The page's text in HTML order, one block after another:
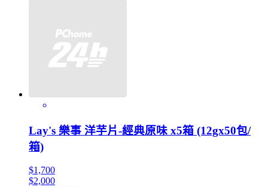
Lay's 樂事 洋芋片-經典原味 x5箱 (12gx50包/
箱)
$1,700
$2,000